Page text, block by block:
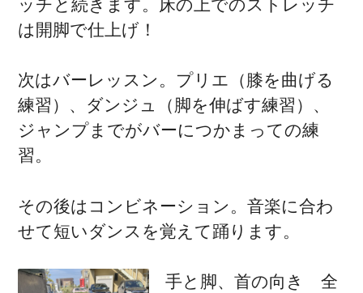
ッチと続きます。床の上でのストレッチ
は開脚で仕上げ！
次はバーレッスン。プリエ（膝を曲げる
練習）、ダンジュ（脚を伸ばす練習）、
ジャンプまでがバーにつかまっての練
習。
その後はコンビネーション。音楽に合わ
せて短いダンスを覚えて踊ります。
手と脚、首の向き 全